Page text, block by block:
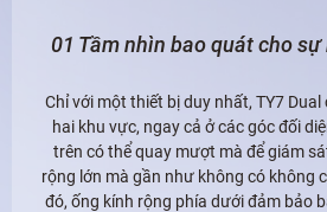
01 Tầm nhìn bao quát cho
Chỉ với một thiết bị duy nhất, TY7
hai khu vực, ngay cả ở các góc đối
trên có thể quay mượt mà để giám
rộng lớn mà gần như không có không
đó, ống kính rộng phía dưới đảm bảo